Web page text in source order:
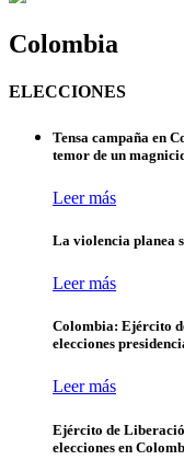
Colombia
ELECCIONES
Tensa campaña en
temor de un
Leer más
La violencia planea
Leer más
Colombia: Ejército
elecciones
Leer más
Ejército de
elecciones en